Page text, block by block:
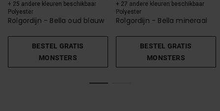
+ 25 andere kleuren beschikbaar
Polyester
Rolgordijn - Bella oud blauw
BESTEL GRATIS
MONSTERS
+ 27 andere kleuren beschikbaar
Polyester
Rolgordijn - Bella mineraal
BESTEL GRATIS
MONSTERS